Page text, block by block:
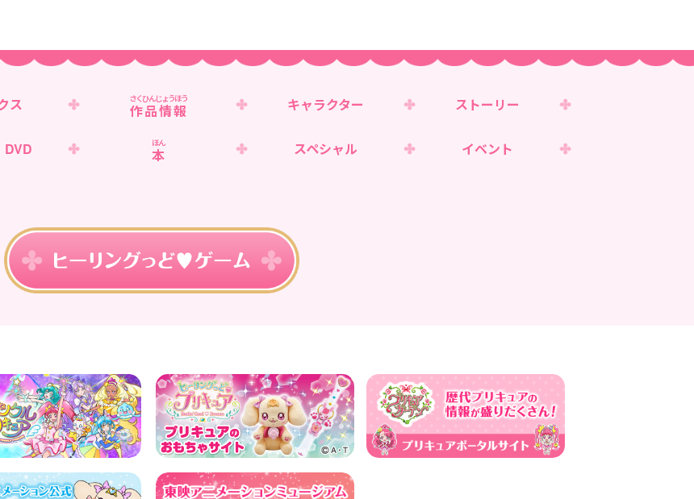
ス 作品情報
さくひんじょうほう キャラクター ストーリー
本
ほん スペシャル イベント